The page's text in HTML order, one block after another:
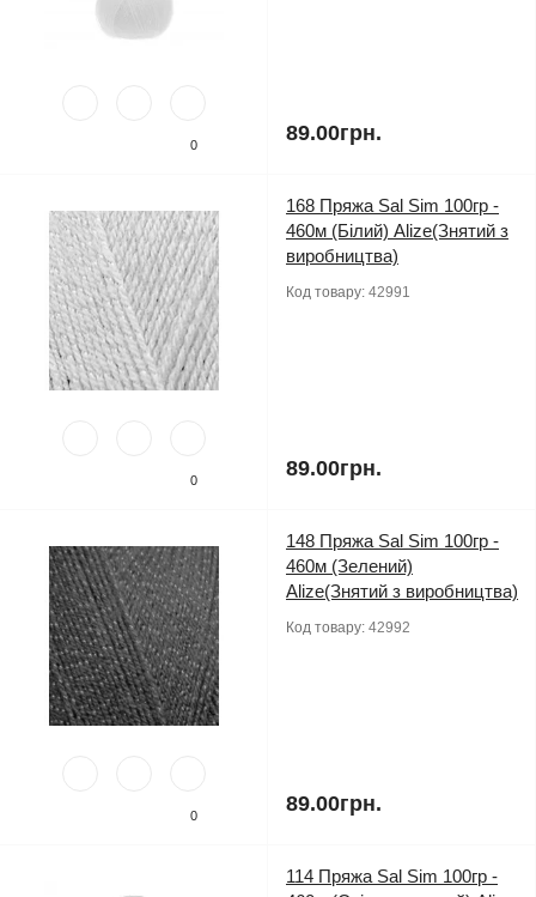
0 89.00грн.
0
168 Пряжа Sal Sim 100гр -
460м (Білий) Alize(Знятий з
виробництва)
Код товару: 42991
89.00грн.
0
148 Пряжа Sal Sim 100гр -
460м (Зелений)
Alize(Знятий з виробництва)
Код товару: 42992
89.00грн.
114 Пряжа Sal Sim 100гр -